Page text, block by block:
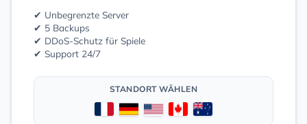
✔ Unbegrenzte Server
✔ 5 Backups
✔ DDoS-Schutz für Spiele
✔ Support 24/7
STANDORT WÄHLEN